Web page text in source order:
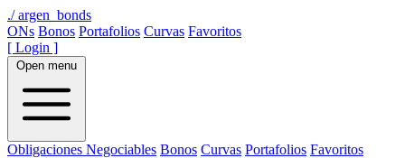
./argen_bonds
ONs Bonos Portafolios Curvas Favoritos
[ Login ]
Open menu
Obligaciones Negociables Bonos Curvas Portafolios Favoritos